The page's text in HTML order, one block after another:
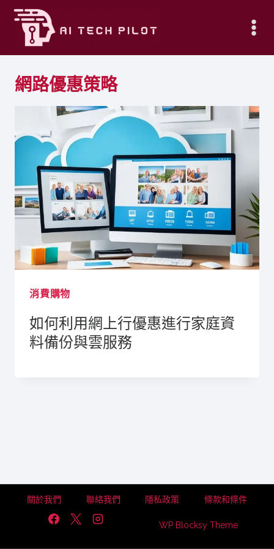
Skip
content
網路優惠策略
消費購物
如何利用網上行優惠進行家庭資
料備份與雲服務
關於我們 聯絡我們 隱私政策 條款和條件
WP Blocksy Theme